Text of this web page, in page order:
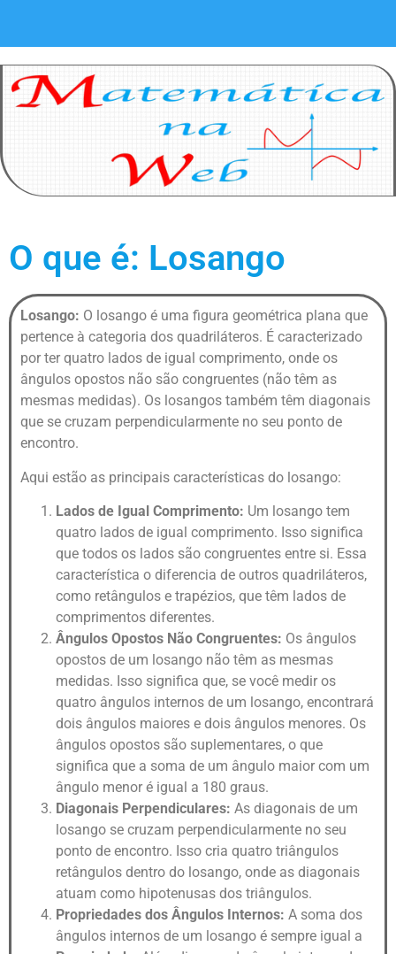
O que é: Losango
Losango: O losango é uma figura geométrica plana que
pertence à categoria dos quadriláteros. É caracterizado
por ter quatro lados de igual comprimento, onde os
ângulos opostos não são congruentes (não têm as
mesmas medidas). Os losangos também têm diagonais
que se cruzam perpendicularmente no seu ponto de
encontro.
Aqui estão as principais características do losango:
Lados de Igual Comprimento: Um losango tem
quatro lados de igual comprimento. Isso significa
que todos os lados são congruentes entre si. Essa
característica o diferencia de outros quadriláteros,
como retângulos e trapézios, que têm lados de
comprimentos diferentes.
Ângulos Opostos Não Congruentes: Os ângulos
opostos de um losango não têm as mesmas
medidas. Isso significa que, se você medir os
quatro ângulos internos de um losango, encontrará
dois ângulos maiores e dois ângulos menores. Os
ângulos opostos são suplementares, o que
significa que a soma de um ângulo maior com um
ângulo menor é igual a 180 graus.
Diagonais Perpendiculares: As diagonais de um
losango se cruzam perpendicularmente no seu
ponto de encontro. Isso cria quatro triângulos
retângulos dentro do losango, onde as diagonais
atuam como hipotenusas dos triângulos.
Propriedades dos Ângulos Internos: A soma dos
ângulos internos de um losango é sempre igual a